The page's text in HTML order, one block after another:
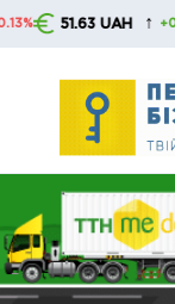
Skip
51.63 UAH ↑ +0.17%